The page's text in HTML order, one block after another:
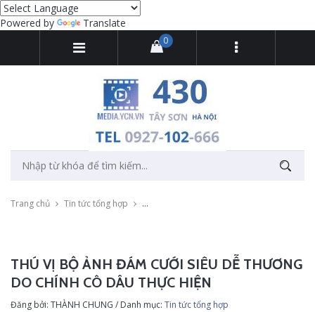
Powered by Translate
0
Trang chủ Tin tức tổng hợp Thú vị bộ ảnh đám cưới siêu dễ thương do
THÚ VỊ BỘ ẢNH ĐÁM CƯỚI SIÊU DỄ THƯƠNG
DO CHÍNH CÔ DÂU THỰC HIỆN
Đăng bởi: THÀNH CHUNG / Danh mục: Tin tức tổng hợp